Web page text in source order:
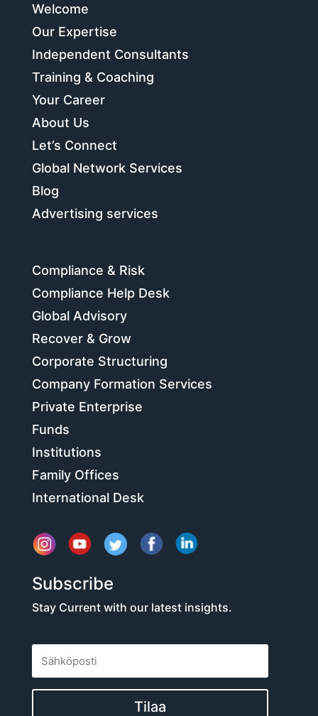
Welcome
Our Expertise
Independent Consultants
Training & Coaching
Your Career
About Us
Let’s Connect
Global Network Services
Blog
Advertising services
Compliance & Risk
Compliance Help Desk
Global Advisory
Recover & Grow
Corporate Structuring
Company Formation Services
Private Enterprise
Funds
Institutions
Family Offices
International Desk
Subscribe
Stay Current with our latest insights.
Tilaa